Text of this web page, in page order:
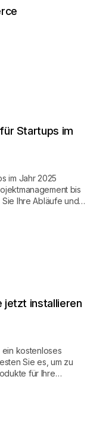
Startups im
im Jahr 2025
bis
Ihre Abläufe und
jetzt installieren
kostenloses
Sie es, um zu
für Ihre
Pebblely